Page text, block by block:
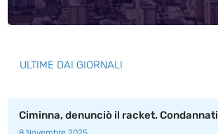
ULTIME DAI GIORNALI
Ciminna, denunciò il racket.